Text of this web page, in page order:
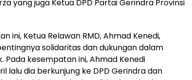
yang juga Ketua DPD Partai Gerindra Provinsi
ini, Ketua Relawan RMD, Ahmad Kenedi,
solidaritas dan dukungan dalam
Pada kesempatan ini, Ahmad Kenedi
lalu dia berkunjung ke DPD Gerindra dan